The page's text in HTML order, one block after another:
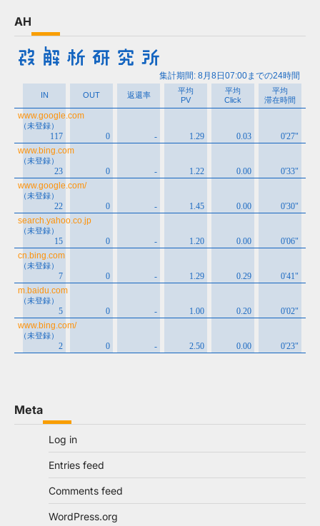
AH
Meta
Log in
Entries feed
Comments feed
WordPress.org